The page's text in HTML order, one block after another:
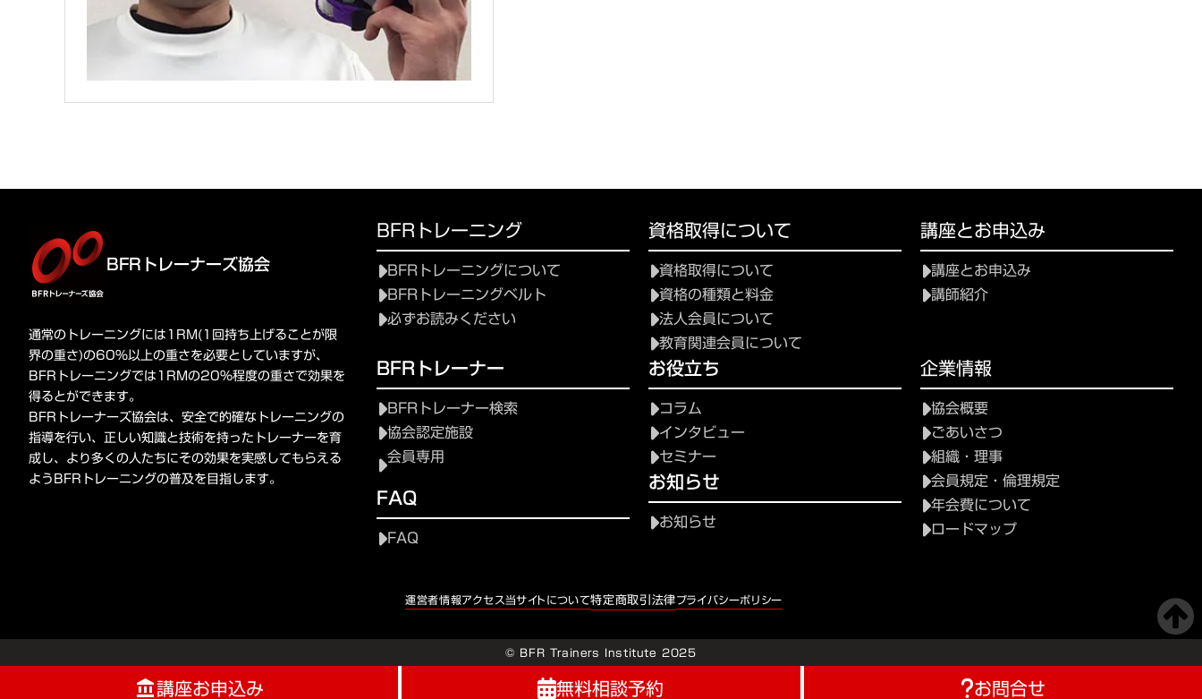
BFRトレーナーズ協会
通常のトレーニングには1RM(1回持ち上げることが限
界の重さ)の60%以上の重さを必要としていますが、
BFRトレーニングでは1RMの20%程度の重さで効果を
得るとができます。
BFRトレーナーズ協会は、安全で的確なトレーニングの
指導を行い、正しい知識と技術を持ったトレーナーを育
成し、より多くの人たちにその効果を実感してもらえる
ようBFRトレーニングの普及を目指します。
BFRトレーニング
BFRトレーニングについて
BFRトレーニングベルト
必ずお読みください
資格取得について
資格取得について
資格の種類と料金
法人会員について
教育関連会員について
講座とお申込み
講座とお申込み
講師紹介
BFRトレーナー
BFRトレーナー検索
協会認定施設
会員専用
FAQ
FAQ
お役立ち
コラム
インタビュー
セミナー
お知らせ
お知らせ
企業情報
協会概要
ごあいさつ
組織・理事
会員規定・倫理規定
年会費について
ロードマップ
運営者情報アクセス当サイトについて特定商取引法律プライバシーポリシー
© BFR Trainers Institute 2025
account_balance講座お申込み 無料相談予約 お問合せ